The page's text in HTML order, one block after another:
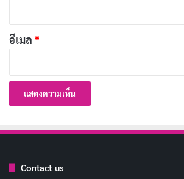
FACEBOOK
อีเมล *
Contact us